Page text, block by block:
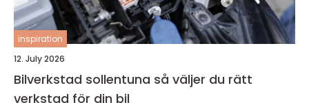
inspiration
12. July 2026
Bilverkstad sollentuna så väljer du rätt
verkstad för din bil